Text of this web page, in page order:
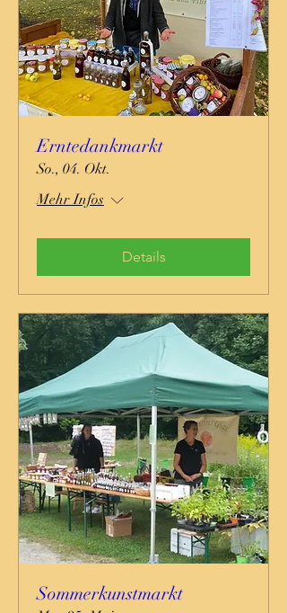
Erntedankmarkt
So., 04. Okt.
Mehr Infos
Details
Sommerkunstmarkt